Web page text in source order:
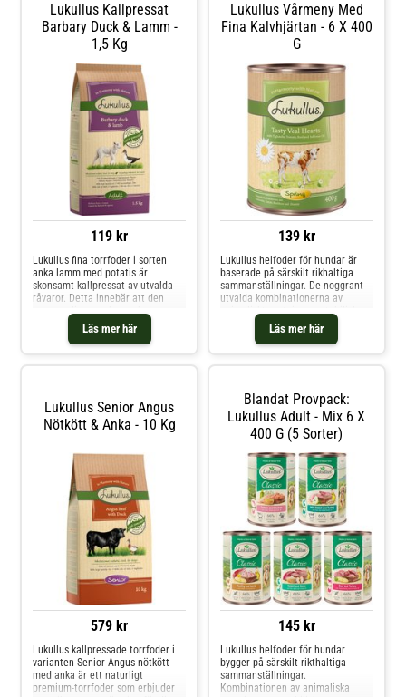
Lukullus Kallpressat
Barbary Duck & Lamm -
1,5 Kg
119 kr
Läs mer här
Lukullus fina torrfoder i sorten
anka lamm med potatis är
skonsamt kallpressat av utvalda
råvaror. Detta innebär att den
ursprungliga smaken och de
värdefulla näringsämnena bevaras
nästan helt. För naturen ger dig
allt din hund behöver. Det
Lukullus Vårmeny Med
Fina Kalvhjärtan - 6 X 400
G
139 kr
Läs mer här
Lukullus helfoder för hundar är
baserade på särskilt rikhaltiga
sammanställningar. De noggrant
utvalda kombinationerna av
animaliskt protein, vegetabiliska
ingredienser och viktiga oljor
säkerställer att hunden alltid
förses med alla viktiga
Lukullus Senior Angus
Nötkött & Anka - 10 Kg
579 kr
Lukullus kallpressade torrfoder i
varianten Senior Angus nötkött
med anka är ett naturligt
premium-torrfoder som erbjuder
Blandat Provpack:
Lukullus Adult - Mix 6 X
400 G (5 Sorter)
145 kr
Lukullus helfoder för hundar
bygger på särskilt rikthaltiga
sammanställningar.
Kombinationen av animaliska